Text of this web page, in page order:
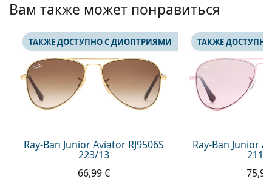
Вам также может понравиться
Ray-Ban Junior Aviator RJ9506S
223/13
ТАКЖЕ ДОСТУПНО С ДИОПТРИЯМИ
66,99 €
Ray-Ban Junior
211/
ТАКЖЕ